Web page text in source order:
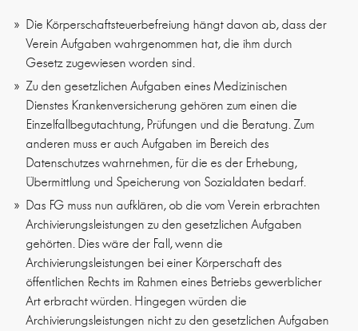
Die Körperschaftsteuerbefreiung hängt davon ab, dass der
Verein Aufgaben wahrgenommen hat, die ihm durch
Gesetz zugewiesen worden sind.
Zu den gesetzlichen Aufgaben eines Medizinischen
Dienstes Krankenversicherung gehören zum einen die
Einzelfallbegutachtung, Prüfungen und die Beratung. Zum
anderen muss er auch Aufgaben im Bereich des
Datenschutzes wahrnehmen, für die es der Erhebung,
Übermittlung und Speicherung von Sozialdaten bedarf.
Das FG muss nun aufklären, ob die vom Verein erbrachten
Archivierungsleistungen zu den gesetzlichen Aufgaben
gehörten. Dies wäre der Fall, wenn die
Archivierungsleistungen bei einer Körperschaft des
öffentlichen Rechts im Rahmen eines Betriebs gewerblicher
Art erbracht würden. Hingegen würden die
Archivierungsleistungen nicht zu den gesetzlichen Aufgaben